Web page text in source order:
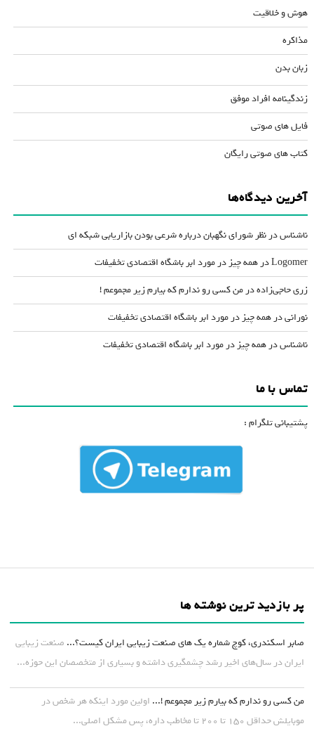
هوش و خلاقیت
مذاکره
زبان بدن
زندگینامه افراد موفق
فایل های صوتی
کتاب های صوتی رایگان
آخرین دیدگاه‌ها
ناشناسدرنظر شورای نگهبان درباره شرعی بودن بازاریابی شبکه ای
Logomerدرهمه چیز در مورد ابر باشگاه اقتصادی تخفیفات
زری حاجی‌زادهدرمن کسی رو ندارم که بیارم زیر مجموعم !
نورانیدرهمه چیز در مورد ابر باشگاه اقتصادی تخفیفات
ناشناسدرهمه چیز در مورد ابر باشگاه اقتصادی تخفیفات
تماس با ما
پشتیبانی تلگرام :
پر بازدید ترین نوشته ها
صابر اسکندری، کوچ شماره یک های صنعت زیبایی ایران کیست؟... صنعت زیبایی
ایران در سال‌های اخیر رشد چشمگیری داشته و بسیاری از متخصصان این حوزه...
من کسی رو ندارم که بیارم زیر مجموعم !... اولین مورد اینکه هر شخص در
موبایلش حداقل ۱۵۰ تا ۲۰۰ تا مخاطب داره، پس مشکل اصلی...